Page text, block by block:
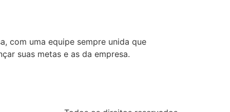
com uma equipe sempre unida que
suas metas e as da empresa.